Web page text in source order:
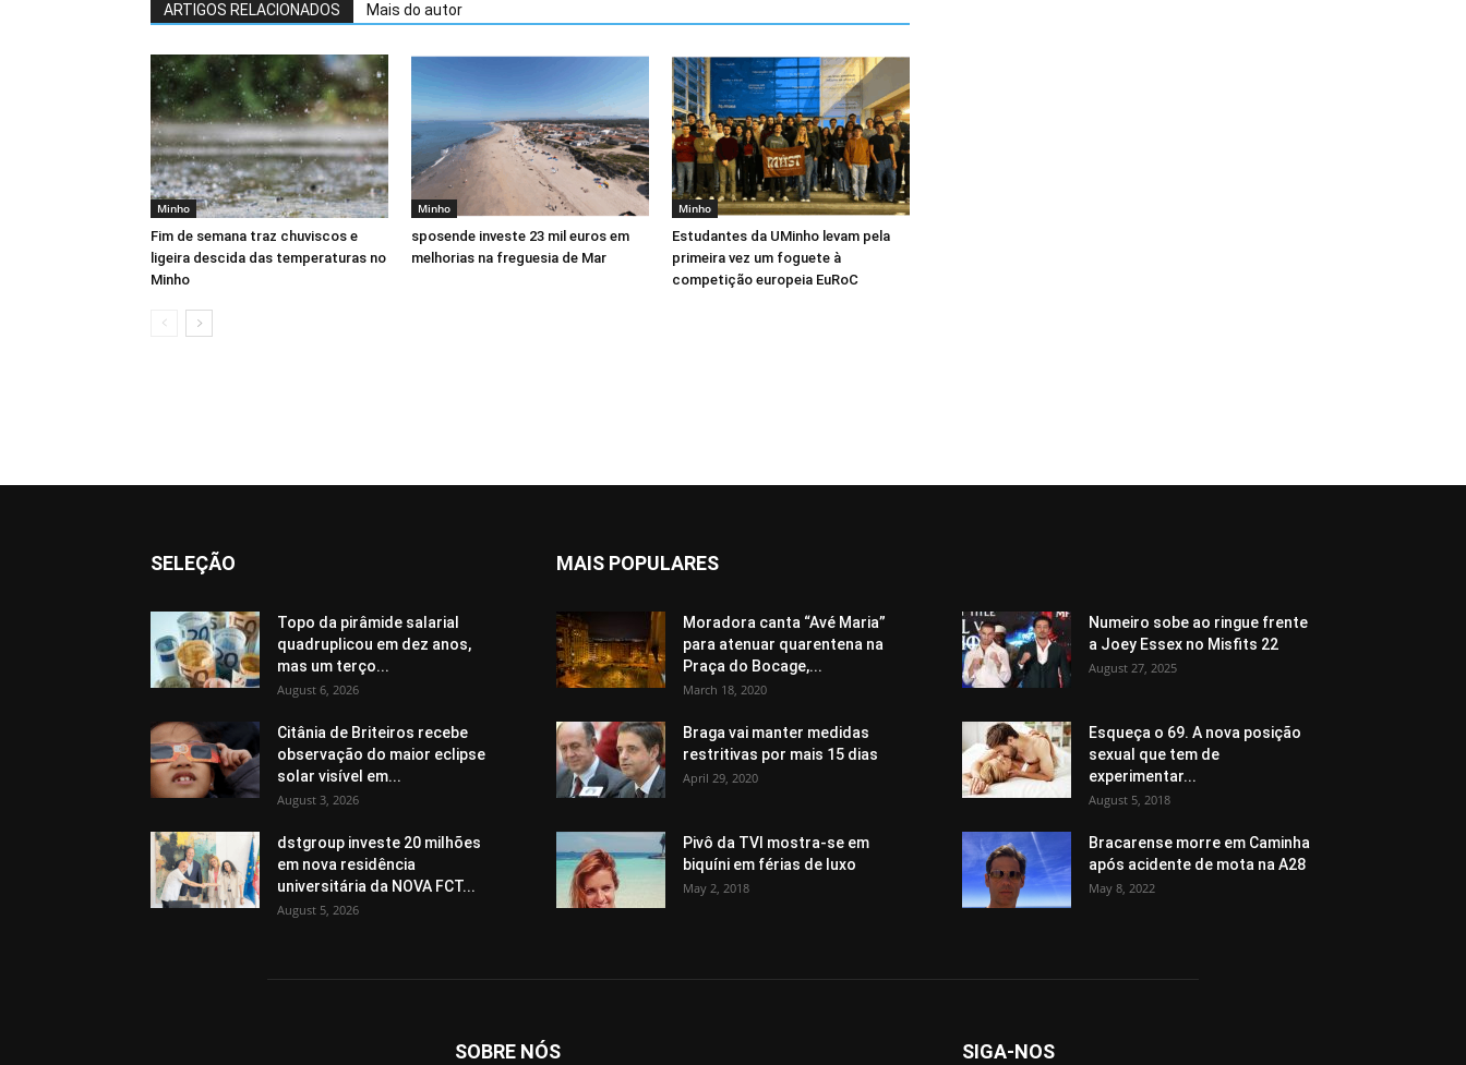
ARTIGOS RELACIONADOS Mais do autor
Minho
Fim de semana traz chuviscos e
ligeira descida das temperaturas no
Minho
Minho
sposende investe 23 mil euros em
melhorias na freguesia de Mar
Minho
Estudantes da UMinho levam pela
primeira vez um foguete à
competição europeia EuRoC
SELEÇÃO
Topo da pirâmide salarial
quadruplicou em dez anos,
mas um terço...
August 6, 2026
Citânia de Briteiros recebe
observação do maior eclipse
solar visível em...
August 3, 2026
dstgroup investe 20 milhões
em nova residência
universitária da NOVA FCT...
August 5, 2026
MAIS POPULARES
Moradora canta “Avé Maria”
para atenuar quarentena na
Praça do Bocage,...
March 18, 2020
Numeiro sobe ao ringue frente
a Joey Essex no Misfits 22
August 27, 2025
Braga vai manter medidas
restritivas por mais 15 dias
April 29, 2020
Esqueça o 69. A nova posição
sexual que tem de
experimentar...
August 5, 2018
Pivô da TVI mostra-se em
biquíni em férias de luxo
May 2, 2018
Bracarense morre em Caminha
após acidente de mota na A28
May 8, 2022
SOBRE NÓS SIGA-NOS